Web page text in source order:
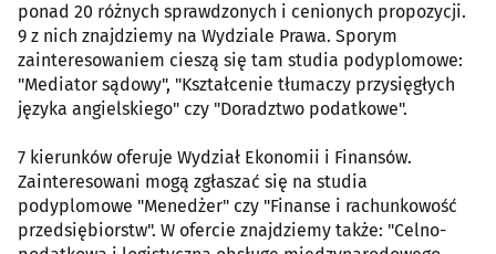
ponad 20 różnych sprawdzonych i cenionych propozycji.
9 z nich znajdziemy na Wydziale Prawa. Sporym
zainteresowaniem cieszą się tam studia podyplomowe:
"Mediator sądowy", "Kształcenie tłumaczy przysięgłych
języka angielskiego" czy "Doradztwo podatkowe".
7 kierunków oferuje Wydział Ekonomii i Finansów.
Zainteresowani mogą zgłaszać się na studia
podyplomowe "Menedżer" czy "Finanse i rachunkowość
przedsiębiorstw". W ofercie znajdziemy także: "Celno-